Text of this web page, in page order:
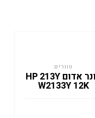
טונרים
טונר אדום HP 213Y
W2133Y 12K